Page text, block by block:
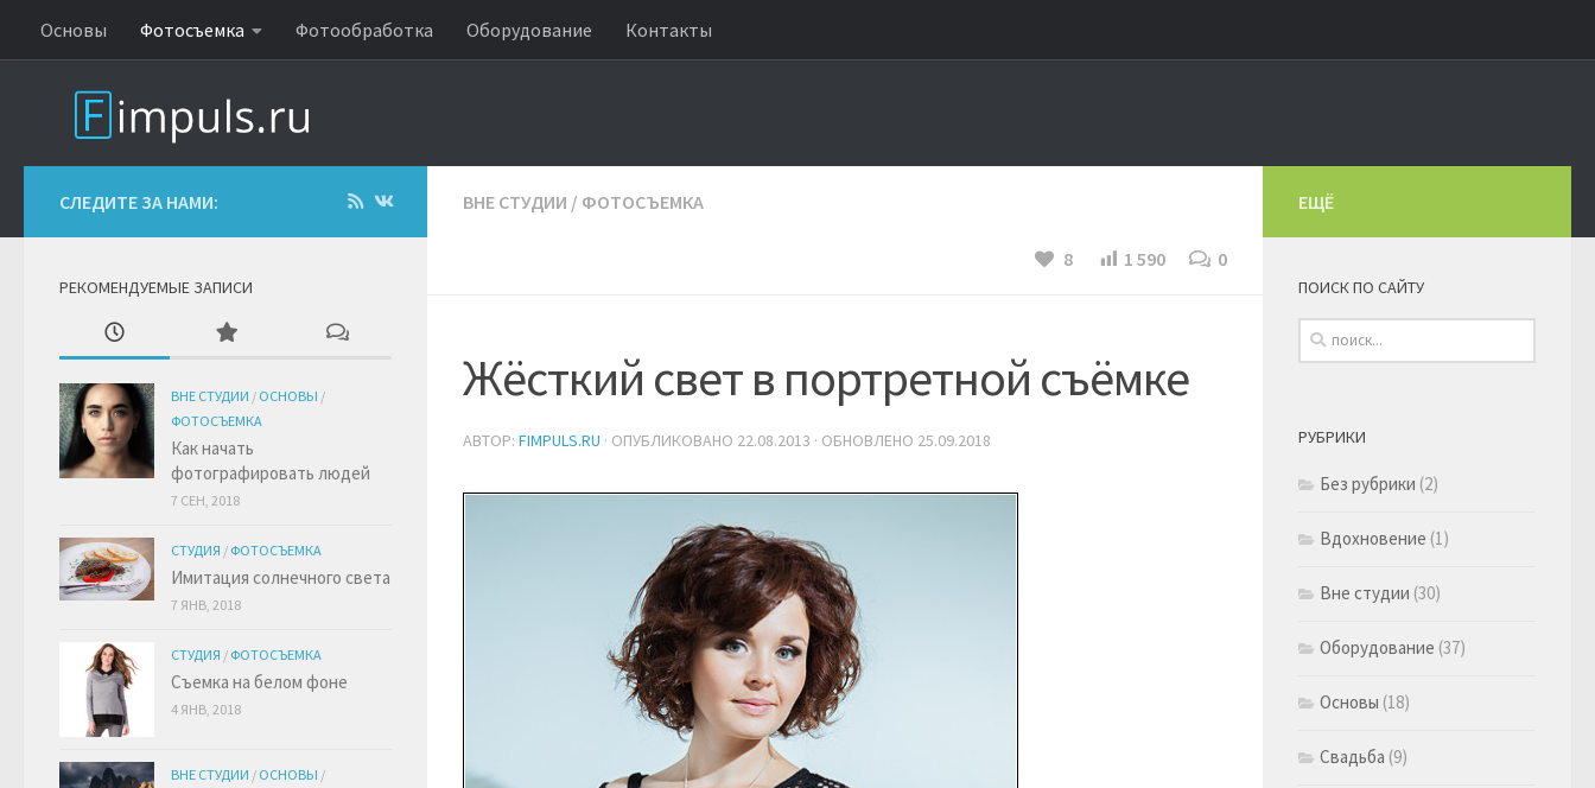
Основы Фотосъемка Фотообработка Оборудование Контакты
ВНЕ СТУДИИ / ФОТОСЪЕМКА
0
1 590
8
Жёсткий свет в портретной съёмке
АВТОР: FIMPULS.RU · ОПУБЛИКОВАНО 22.08.2013 · ОБНОВЛЕНО 25.09.2018
СЛЕДИТЕ ЗА НАМИ:
РЕКОМЕНДУЕМЫЕ ЗАПИСИ
ВНЕ СТУДИИ / ОСНОВЫ /
ФОТОСЪЕМКА
Как начать
фотографировать людей
7 СЕН, 2018
СТУДИЯ / ФОТОСЪЕМКА
Имитация солнечного света
7 ЯНВ, 2018
СТУДИЯ / ФОТОСЪЕМКА
Съемка на белом фоне
4 ЯНВ, 2018
ВНЕ СТУДИИ / ОСНОВЫ /
ЕЩЁ
ПОИСК ПО САЙТУ
РУБРИКИ
Без рубрики (2)
Вдохновение (1)
Вне студии (30)
Оборудование (37)
Основы (18)
Свадьба (9)